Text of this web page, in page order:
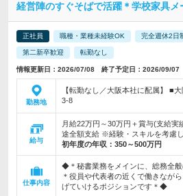
経営陣のすぐそばで活躍＊学校家具メ
正社員 職種・業種未経験OK 完全週休2日
第二新卒歓迎 転勤なし
情報更新日：2026/07/08 終了予定日：2026/09/07
勤務地
【転勤なし／大阪本社に配属】 ■
3-8
給与
月給22万円～30万円＋賞与(支給
途全額支給 ※経験・スキルを考慮
初年度の年収： 350～500万円
仕事内容
◆＊秘書業務をメインに、総務全般
＊役員や代表者の近くで働きなが
げていけるポジションです＊◆